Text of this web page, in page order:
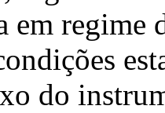
em regime
do